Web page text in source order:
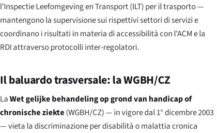
l'Inspectie Leefomgeving en Transport (ILT) per il trasporto —
mantengono la supervisione sui rispettivi settori di servizi e
coordinano i risultati in materia di accessibilità con l'ACM e la
RDI attraverso protocolli inter-regolatori.
Il baluardo trasversale: la WGBH/CZ
LaWet gelijke behandeling op grond van handicap of
chronische ziekte(WGBH/CZ) — in vigore dal 1° dicembre 2003
— vieta la discriminazione per disabilità o malattia cronica